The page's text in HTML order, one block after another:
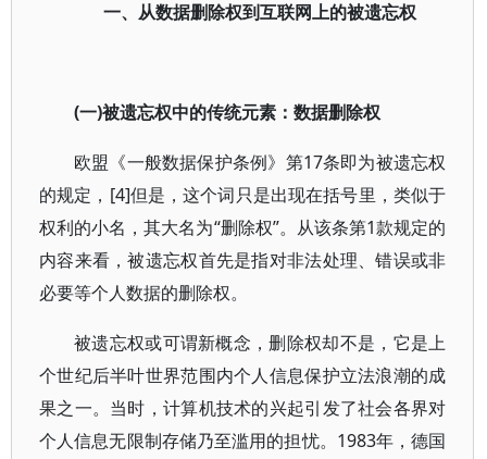
一、从数据删除权到互联网上的被遗忘权
(一)被遗忘权中的传统元素：数据删除权
欧盟《一般数据保护条例》第17条即为被遗忘权
的规定，[4]但是，这个词只是出现在括号里，类似于
权利的小名，其大名为“删除权”。从该条第1款规定的
内容来看，被遗忘权首先是指对非法处理、错误或非
必要等个人数据的删除权。
被遗忘权或可谓新概念，删除权却不是，它是上
个世纪后半叶世界范围内个人信息保护立法浪潮的成
果之一。当时，计算机技术的兴起引发了社会各界对
个人信息无限制存储乃至滥用的担忧。1983年，德国